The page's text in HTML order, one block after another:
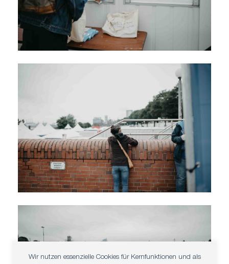
Wir nutzen essenzielle Cookies für Kernfunktionen und als